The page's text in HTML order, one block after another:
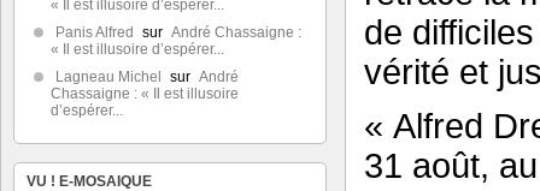
« Il est illusoire d’espérer...
Panis Alfred
sur André Chassaigne :
« Il est illusoire d’espérer...
Lagneau Michel
sur André
Chassaigne : « Il est illusoire
d’espérer...
VU ! E-MOSAIQUE
de
vérité et
« Alfred
31 août,